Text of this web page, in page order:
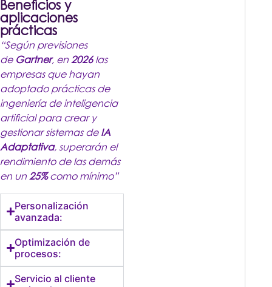
Beneficios y
aplicaciones
prácticas
“Según previsiones
de Gartner, en 2026las
empresas que hayan
adoptado prácticas de
ingeniería de inteligencia
artificial para crear y
gestionar sistemas de IA
Adaptativa, superarán el
rendimiento de las demás
en un 25%como mínimo”
Personalización
avanzada:
Optimización de
procesos:
Servicio al cliente